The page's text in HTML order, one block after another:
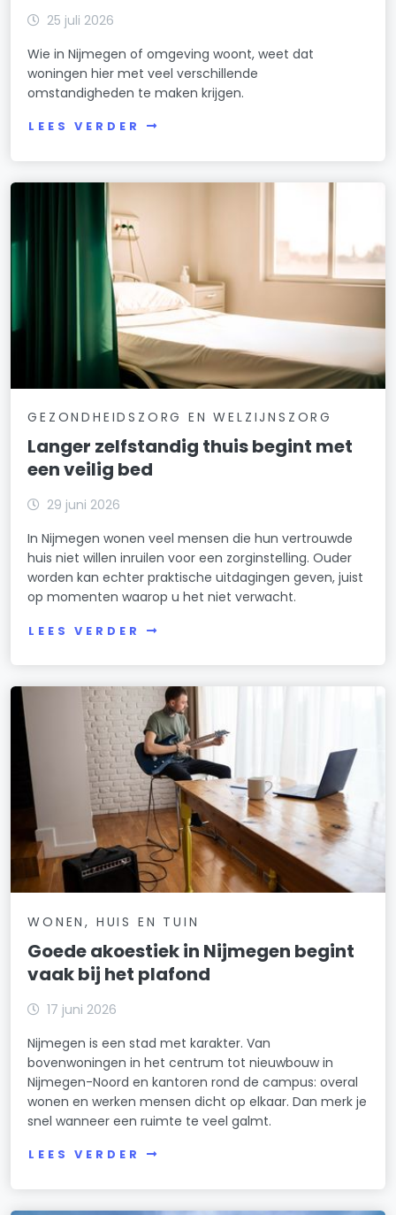
25 juli 2026
Wie in Nijmegen of omgeving woont, weet dat
woningen hier met veel verschillende
omstandigheden te maken krijgen.
LEES VERDER
GEZONDHEIDSZORG EN WELZIJNSZORG
Langer zelfstandig thuis begint met
een veilig bed
29 juni 2026
In Nijmegen wonen veel mensen die hun vertrouwde
huis niet willen inruilen voor een zorginstelling. Ouder
worden kan echter praktische uitdagingen geven, juist
op momenten waarop u het niet verwacht.
LEES VERDER
WONEN, HUIS EN TUIN
Goede akoestiek in Nijmegen begint
vaak bij het plafond
17 juni 2026
Nijmegen is een stad met karakter. Van
bovenwoningen in het centrum tot nieuwbouw in
Nijmegen-Noord en kantoren rond de campus: overal
wonen en werken mensen dicht op elkaar. Dan merk je
snel wanneer een ruimte te veel galmt.
LEES VERDER